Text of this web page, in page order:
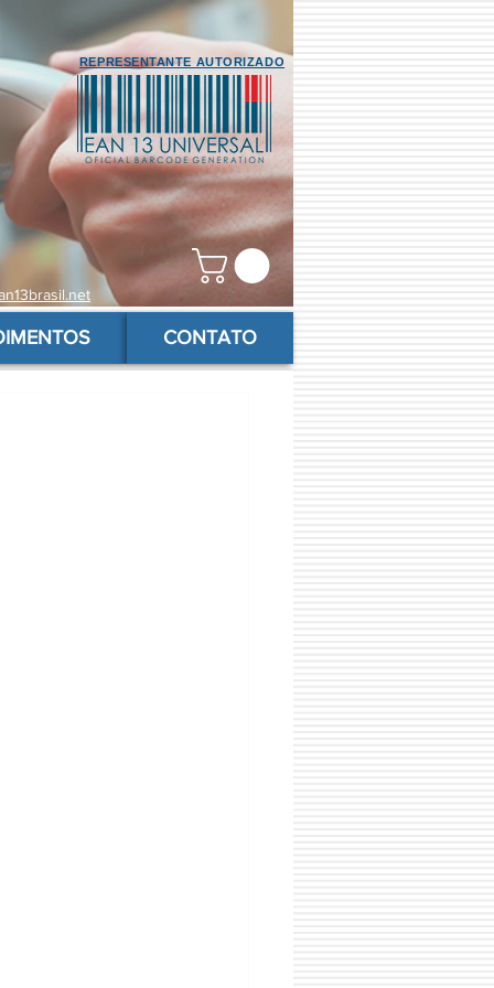
REPRESENTANTE AUTORIZADO
CONTATO